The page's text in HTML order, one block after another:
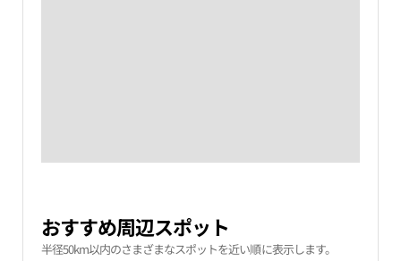
おすすめ周辺スポット
半径50km以内のさまざまなスポットを近い順に表示します。